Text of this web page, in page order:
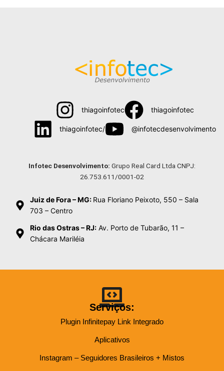
thiagoinfotec thiagoinfotec
thiagoinfotec/ @infotecdesenvolvimento
Infotec Desenvolvimento: Grupo Real Card Ltda CNPJ:
26.753.611/0001-02
Juiz de Fora – MG: Rua Floriano Peixoto, 550 – Sala
703 – Centro
Rio das Ostras – RJ: Av. Porto de Tubarão, 11 –
Chácara Mariléia
Serviços:
Plugin Infinitepay Link Integrado
Aplicativos
Instagram – Seguidores Brasileiros + Mistos